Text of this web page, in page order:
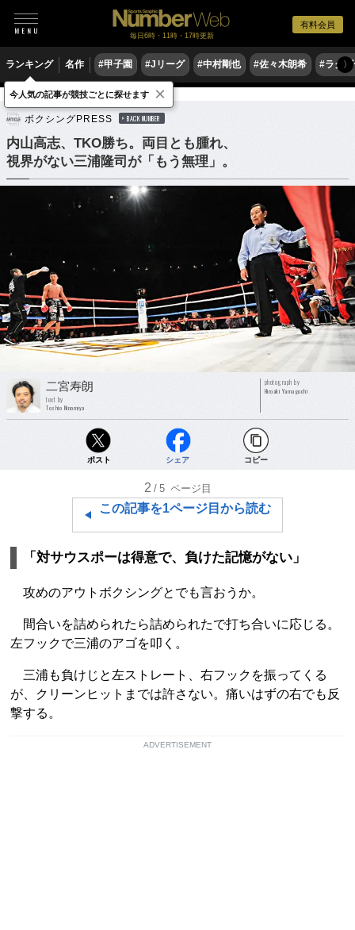
有料会員
毎日6時・11時・17時更新
ランキング 名作 #甲子園 #Jリーグ #中村剛也 #佐々木朗希 #ラグ〉
格闘技 ボクシング
ボクシングPRESS BACK NUMBER
内山高志、TKO勝ち。両目とも腫れ、
視界がない三浦隆司が「もう無理」。
二宮寿朗
text by
Toshio Ninomiya
photograph by
Hiroaki Yamaguchi
ポスト シェア コピー
2 /5 ページ目
この記事を1ページ目から読む
「対サウスポーは得意で、負けた記憶がない」
攻めのアウトボクシングとでも言おうか。
間合いを詰められたら詰められたで打ち合いに応じる。
左フックで三浦のアゴを叩く。
三浦も負けじと左ストレート、右フックを振ってくる
が、クリーンヒットまでは許さない。痛いはずの右でも反
撃する。
ADVERTISEMENT
今人気の記事が競技ごとに探せます ×